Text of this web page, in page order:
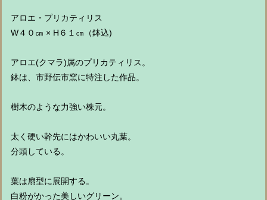
アロエ・プリカティリス
W４０㎝ × H６１㎝（鉢込)
アロエ(クマラ)属のプリカティリス。
鉢は、市野伝市窯に特注した作品。
樹木のような力強い株元。
太く硬い幹先にはかわいい丸葉。
分頭している。
葉は扇型に展開する。
白粉がかった美しいグリーン。